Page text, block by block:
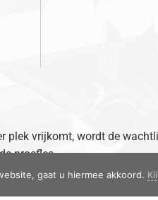
plek vrijkomt, wordt de
proefles
gaat u hiermee akkoord.